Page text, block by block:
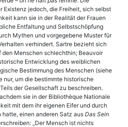
Existenz jedoch, die Freiheit, sich selbst
kann sie in der Realität der Frauen
Entfaltung und Selbstschöpfung
Mythen und vorgegebene Muster für
verhindert. Sartre bezieht sich
den Menschen schlechthin; Beauvoir
Entwicklung des weiblichen
Bestimmung des Menschen (siehe
nur, um die bestimmte historische
der Gesellschaft zu beschreiben.
sie in der Bibliothèque Nationale
mit dem ihr eigenen Eifer und durch
hatte, einen anderen Satz aus Das Sein
„Der Mensch ist nichts